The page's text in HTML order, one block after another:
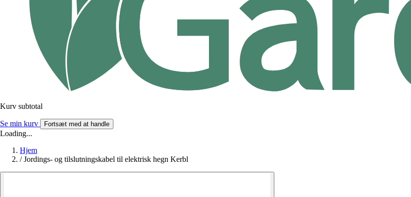
Kurv subtotal
Se min kurv Fortsæt med at handle
Loading...
Hjem
/ Jordings- og tilslutningskabel til elektrisk hegn Kerbl